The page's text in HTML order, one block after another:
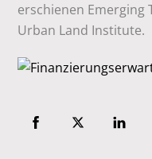
erschienen Emerging
Urban Land Institute.